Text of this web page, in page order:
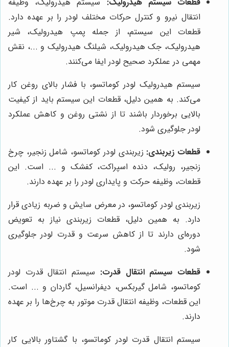
انتقال نیرو و کنترل حرکات مختلف لودر را بر عهده دارد.
قطعات این سیستم، از جمله پمپ هیدرولیک، شیر
هیدرولیک، جک هیدرولیک، شیلنگ هیدرولیک و ...، نقش
مهمی در عملکرد صحیح لودر ایفا می‌کنند.
سیستم هیدرولیک لودر کوماتسو، با فشار بالای روغن کار
می‌کند. به همین دلیل، قطعات این سیستم باید از کیفیت
بالایی برخوردار باشند تا از نشتی روغن و کاهش عملکرد
لودر جلوگیری شود.
قطعات زیربندی: زیربندی لودر کوماتسو، شامل زنجیر، چرخ
زنجیر، رولیک، دنده اسپراکت، کفشک و ... است. این
قطعات، وظیفه حرکت و پایداری لودر را بر عهده دارند.
زیربندی لودر کوماتسو، در معرض سایش و ضربه زیادی قرار
دارد. به همین دلیل، قطعات زیربندی نیاز به تعویض
دوره‌ای دارند تا از کاهش سرعت و قدرت لودر جلوگیری
شود.
قطعات سیستم انتقال قدرت: سیستم انتقال قدرت لودر
کوماتسو، شامل گیربکس، دیفرانسیل، گاردان و ... است.
این قطعات، وظیفه انتقال قدرت موتور به چرخ‌ها را بر عهده
دارند.
سیستم انتقال قدرت لودر کوماتسو، با گشتاور بالایی کار